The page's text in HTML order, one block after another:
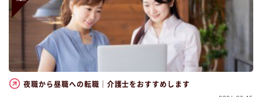
夜職から昼職への転職｜介護士をおすすめします